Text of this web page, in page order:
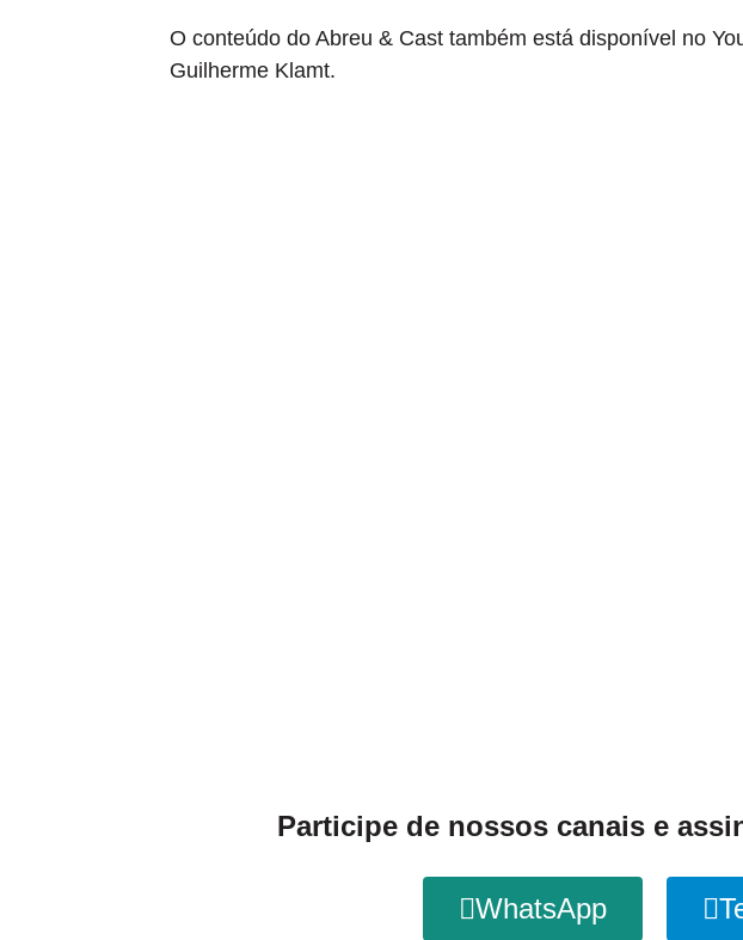
O conteúdo do Abreu & Cast também está disponível no
Guilherme Klamt.
Participe de nossos canais e
WhatsApp